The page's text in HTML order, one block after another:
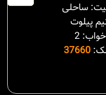
ساحلی
پیلوت
2
37660